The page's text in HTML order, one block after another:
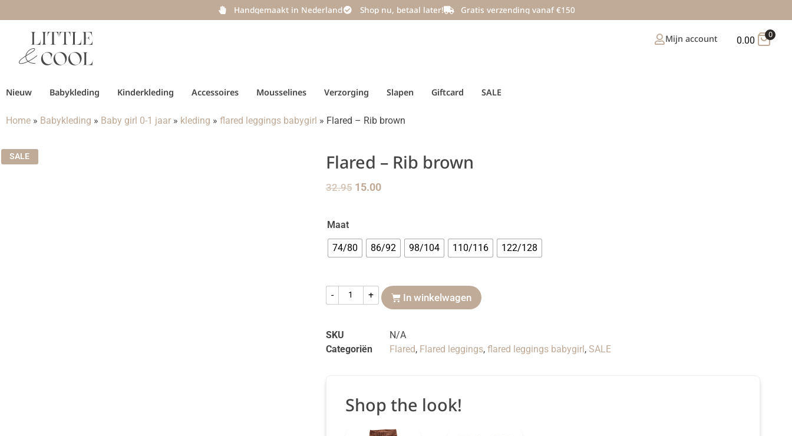
Handgemaakt in Nederland Shop nu, betaal later! Gratis verzending vanaf €150
Mijn account 0.00
0
Nieuw Babykleding Kinderkleding Accessoires Mousselines Verzorging Slapen Giftcard SALE
Home » Babykleding » Baby girl 0-1 jaar » kleding » flared leggings babygirl » Flared – Rib brown
SALE Flared – Rib brown
32.95 15.00
Maat
74/80 86/92 98/104 110/116 122/128
- + In winkelwagen
SKU
N/A
Categoriën
Flared, Flared leggings, flared leggings babygirl, SALE
Shop the look!